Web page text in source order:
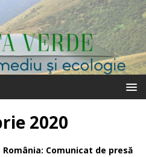
2020
România: Comunicat de presă